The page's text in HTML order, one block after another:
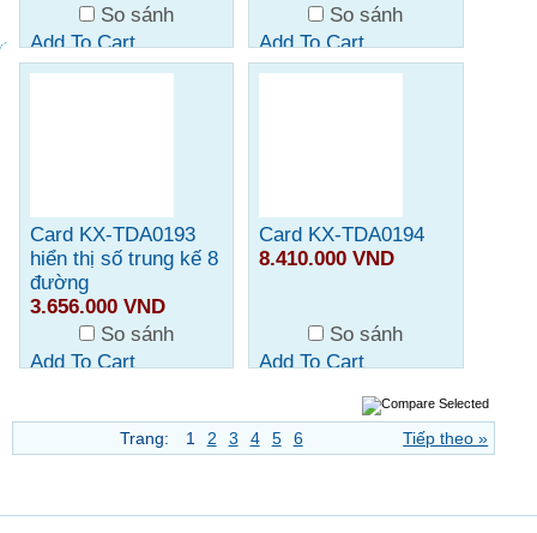
So sánh
Add To Cart
So sánh
Add To Cart
Card KX-TDA0193
hiển thị số trung kế 8
đường
3.656.000 VND
So sánh
Add To Cart
Card KX-TDA0194
8.410.000 VND
So sánh
Add To Cart
Tiếp theo »
Trang: 1 2 3 4 5 6